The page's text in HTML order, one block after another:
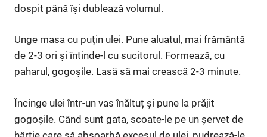
dospit până își dublează volumul.
Unge masa cu puțin ulei. Pune aluatul, mai frământă
de 2-3 ori și întinde-l cu sucitorul. Formează, cu
paharul, gogoșile. Lasă să mai crească 2-3 minute.
Încinge ulei într-un vas înăltuț și pune la prăjit
gogoșile. Când sunt gata, scoate-le pe un șervet de